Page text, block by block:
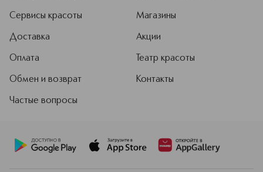
Сервисы красоты
Доставка
Оплата
Обмен и возврат
Частые вопросы
Магазины
Акции
Театр красоты
Контакты